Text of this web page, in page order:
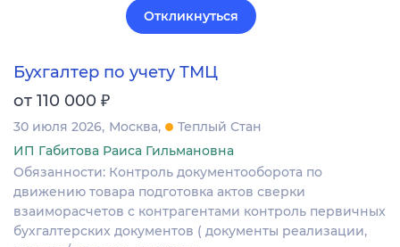
Откликнуться
Бухгалтер по учету ТМЦ
от 110 000 ₽
30 июля 2026 Москва
Теплый Стан
ИП Габитова Раиса Гильмановна
Обязанности: Контроль документооборота по
движению товара подготовка актов сверки
взаиморасчетов с контрагентами контроль первичных
бухгалтерских документов ( документы реализации,